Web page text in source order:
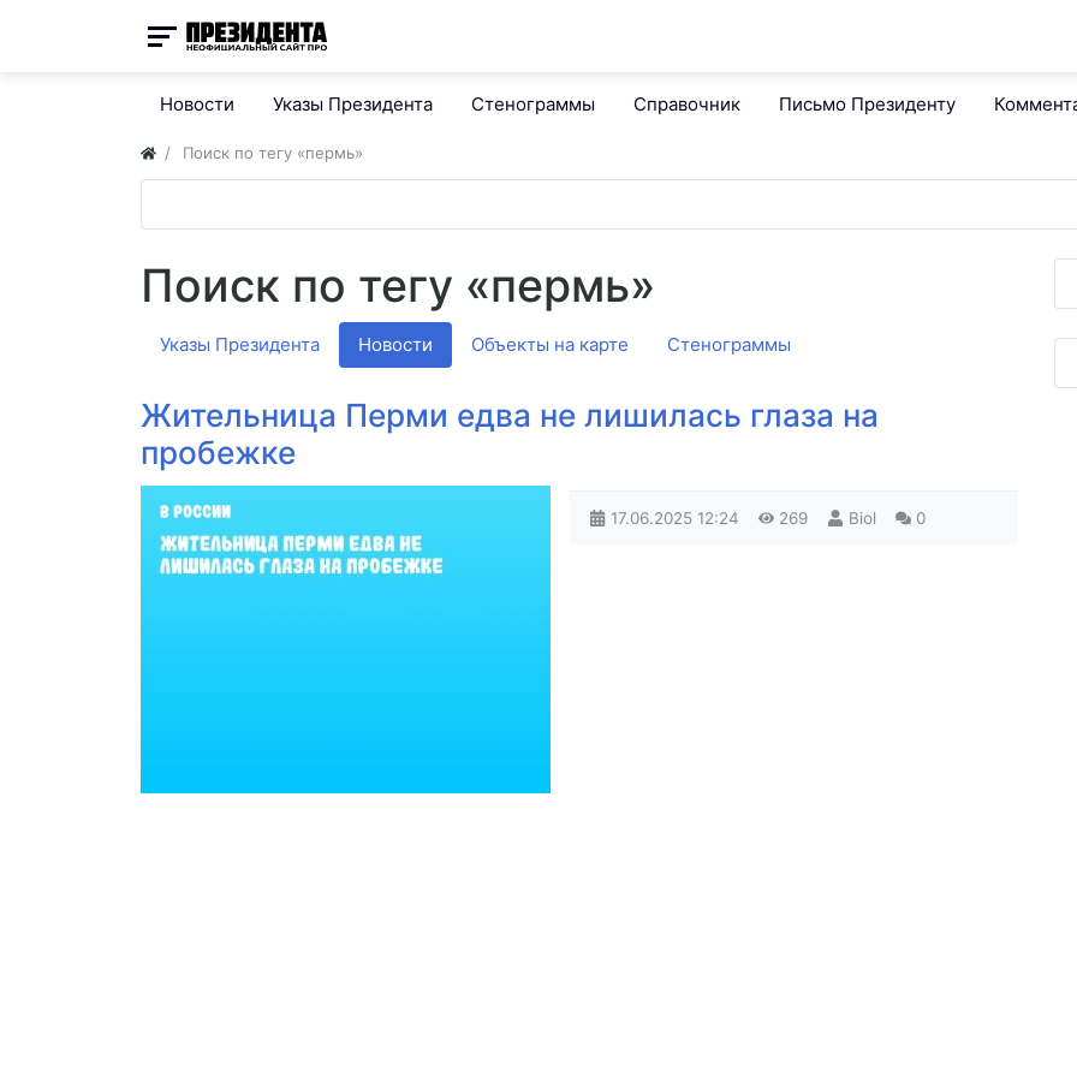
Новости Указы Президента Стенограммы Справочник Письмо Президенту
Поиск по тегу «пермь»
Поиск по тегу «пермь»
Указы Президента Новости Объекты на карте Стенограммы
Жительница Перми едва не лишилась глаза на
пробежке
17.06.2025 12:24 269 Biol 0